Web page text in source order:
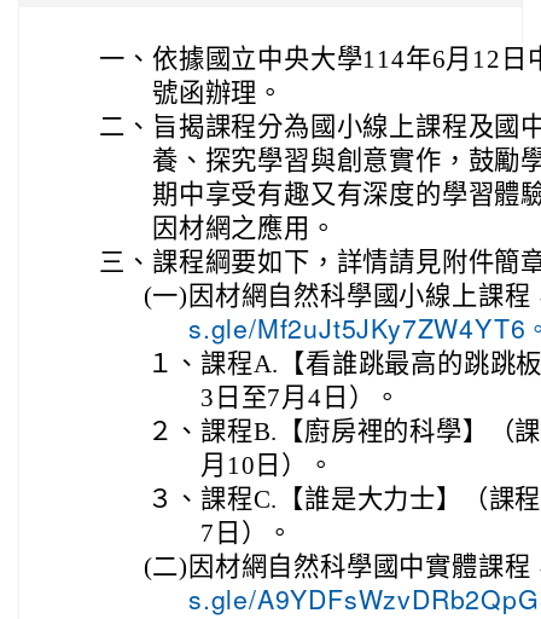
一、 依據國立中央大學114年6月12日
號函辦理。
二、 旨揭課程分為國小線上課程及國
養、探究學習與創意實作，鼓勵
期中享受有趣又有深度的學習體
因材網之應用。
三、 課程綱要如下，詳情請見附件簡
(一) 因材網自然科學國小線上課程
s.gle/Mf2uJt5JKy7ZW4YT6
１、 課程A.【看誰跳最高的跳跳
3日至7月4日）。
２、 課程B.【廚房裡的科學】（
月10日）。
３、 課程C.【誰是大力士】（課
7日）。
(二) 因材網自然科學國中實體課程
s.gle/